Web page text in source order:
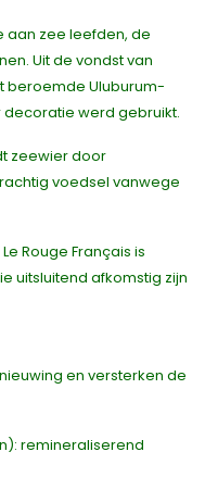
aan zee leefden, de
Uit de vondst van
beroemde Uluburum-
decoratie werd gebruikt.
zeewier door
voedsel vanwege
Rouge Français is
uitsluitend afkomstig zijn
en versterken de
remineraliserend